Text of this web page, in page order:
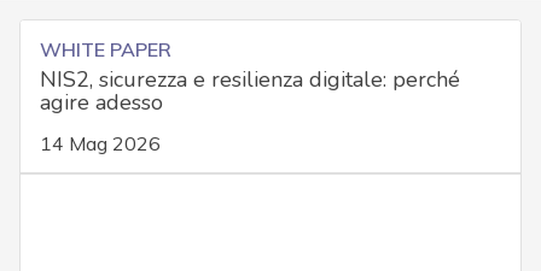
WHITE PAPER
NIS2, sicurezza e resilienza digitale: perché
agire adesso
14 Mag 2026